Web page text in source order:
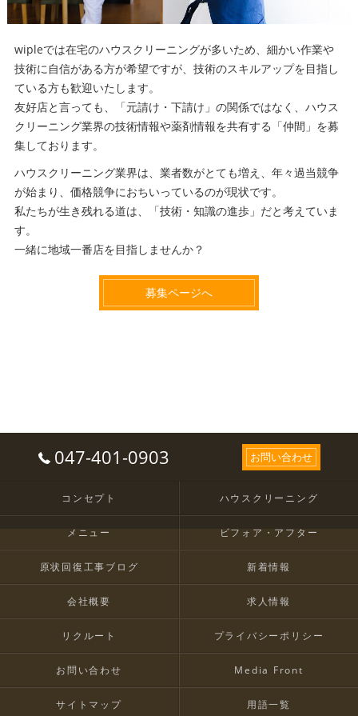
wipleでは在宅のハウスクリーニングが多いため、細かい作業や
技術に自信がある方が希望ですが、技術のスキルアップを目指し
ている方も歓迎いたします。
友好店と言っても、「元請け・下請け」の関係ではなく、ハウス
クリーニング業界の技術情報や薬剤情報を共有する「仲間」を募
集しております。
ハウスクリーニング業界は、業者数がとても増え、年々過当競争
が始まり、価格競争におちいっているのが現状です。
私たちが生き残れる道は、「技術・知識の進歩」だと考えていま
す。
一緒に地域一番店を目指しませんか？
募集ページへ
047-401-0903 お問い合わせ
コンセプト ハウスクリーニング
メニュー ビフォア・アフター
原状回復工事ブログ 新着情報
会社概要 求人情報
リクルート プライバシーポリシー
お問い合わせ Media Front
サイトマップ 用語一覧